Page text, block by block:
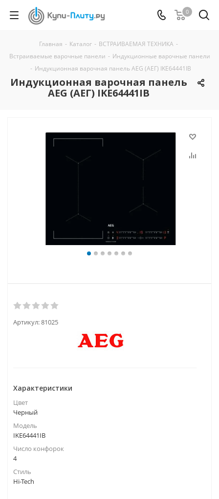
0
Главная - Каталог - ВСТРАИВАЕМАЯ ТЕХНИКА -
Встраиваемые варочные панели - Индукционные варочные панели
- Индукционная варочная панель AEG (АЕГ) IKE64441IB
Индукционная варочная панель
AEG (АЕГ) IKE64441IB
Артикул:81025
Характеристики
Цвет
Черный
Модель
IKE64441IB
Число конфорок
4
Стиль
Hi-Tech